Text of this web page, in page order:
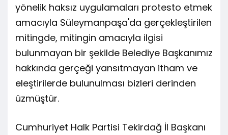
yönelik haksız uygulamaları protesto etmek
amacıyla Süleymanpaşa'da gerçekleştirilen
mitingde, mitingin amacıyla ilgisi
bulunmayan bir şekilde Belediye Başkanımız
hakkında gerçeği yansıtmayan itham ve
eleştirilerde bulunulması bizleri derinden
üzmüştür.
Cumhuriyet Halk Partisi Tekirdağ İl Başkanı